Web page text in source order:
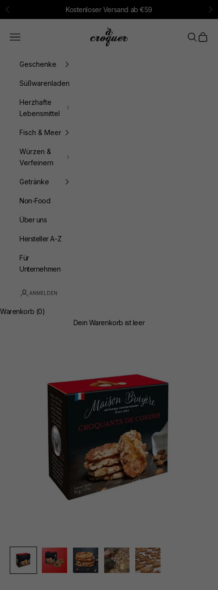
Zum Inhalt springen
Zurück Kostenloser Versand ab €59
à croquer
Menü Suchen
Geschenke
Süßwarenladen
Herzhafte
Lebensmittel
Fisch & Meer
Würzen &
Verfeinern
Getränke
Non-Food
Über uns
Hersteller A-Z
Für
Unternehmen
ANMELDEN
Warenkorb (0)
Dein Warenkorb ist leer